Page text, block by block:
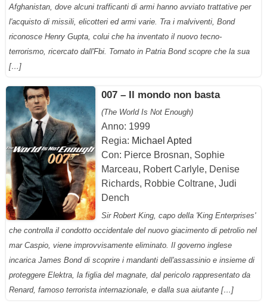
Afghanistan, dove alcuni trafficanti di armi hanno avviato trattative per
l'acquisto di missili, elicotteri ed armi varie. Tra i malviventi, Bond
riconosce Henry Gupta, colui che ha inventato il nuovo tecno-
terrorismo, ricercato dall'Fbi. Tornato in Patria Bond scopre che la sua
[…]
007 – Il mondo non basta
(The World Is Not Enough)
Anno: 1999
Regia: Michael Apted
Con: Pierce Brosnan, Sophie
Marceau, Robert Carlyle, Denise
Richards, Robbie Coltrane, Judi
Dench
Sir Robert King, capo della 'King Enterprises'
che controlla il condotto occidentale del nuovo giacimento di petrolio nel
mar Caspio, viene improvvisamente eliminato. Il governo inglese
incarica James Bond di scoprire i mandanti dell'assassinio e insieme di
proteggere Elektra, la figlia del magnate, dal pericolo rappresentato da
Renard, famoso terrorista internazionale, e dalla sua aiutante […]